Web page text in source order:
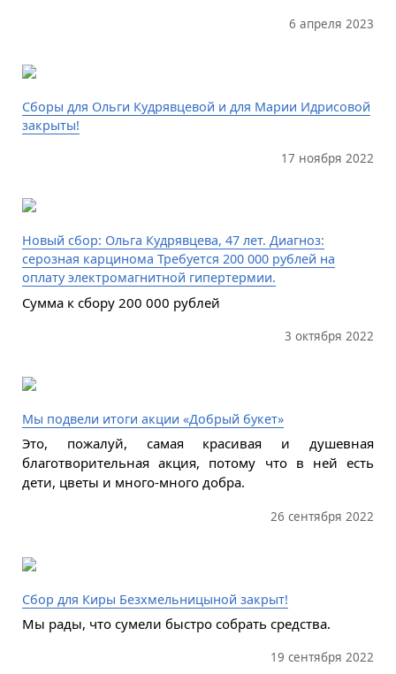
6 апреля 2023
Сборы для Ольги Кудрявцевой и для Марии Идрисовой
закрыты!
17 ноября 2022
Новый сбор: Ольга Кудрявцева, 47 лет. Диагноз:
серозная карцинома Требуется 200 000 рублей на
оплату электромагнитной гипертермии.
Сумма к сбору 200 000 рублей
3 октября 2022
Мы подвели итоги акции «Добрый букет»
Это, пожалуй, самая красивая и душевная
благотворительная акция, потому что в ней есть
дети, цветы и много-много добра.
26 сентября 2022
Сбор для Киры Безхмельницыной закрыт!
Мы рады, что сумели быстро собрать средства.
19 сентября 2022